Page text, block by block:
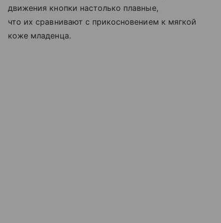
движения кнопки настолько плавные,
что их сравнивают с прикосновением к мягкой
коже младенца.